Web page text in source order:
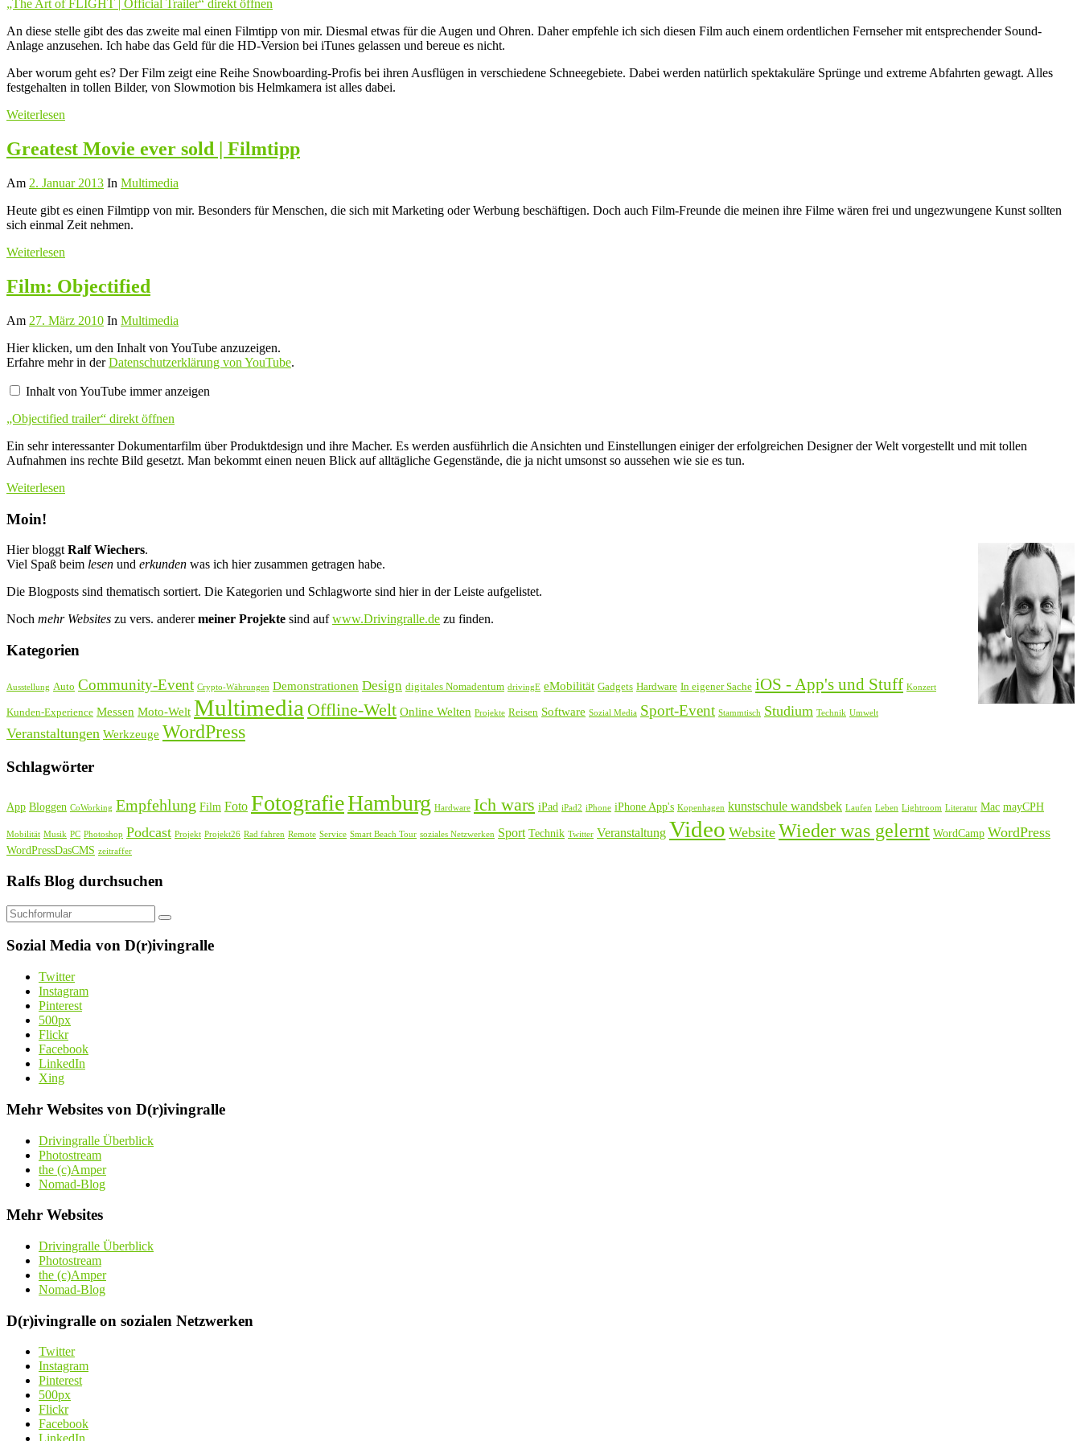
Trailer“
YouTube
anzeigen
„The Art of FLIGHT | Official Trailer“ direkt öffnen
An diese stelle gibt des das zweite mal einen Filmtipp von mir. Diesmal etwas für die Augen und Ohren. Daher empfehle ich sich diesen Film auch einem ordentlichen Fernseher mit entsprechender Sound-
Anlage anzusehen. Ich habe das Geld für die HD-Version bei iTunes gelassen und bereue es nicht.
Aber worum geht es? Der Film zeigt eine Reihe Snowboarding-Profis bei ihren Ausflügen in verschiedene Schneegebiete. Dabei werden natürlich spektakuläre Sprünge und extreme Abfahrten gewagt. Alles
festgehalten in tollen Bilder, von Slowmotion bis Helmkamera ist alles dabei.
Weiterlesen
Greatest Movie ever sold | Filmtipp
Am 2. Januar 2013 In Multimedia
Heute gibt es einen Filmtipp von mir. Besonders für Menschen, die sich mit Marketing oder Werbung beschäftigen. Doch auch Film-Freunde die meinen ihre Filme wären frei und ungezwungene Kunst sollten
sich einmal Zeit nehmen.
Weiterlesen
Film: Objectified
Am 27. März 2010 In Multimedia
„Objectified
trailer“
von
anzeigen
Hier klicken, um den Inhalt von YouTube anzuzeigen.
Erfahre mehr in derDatenschutzerklärung von YouTube.
Inhalt von YouTube immer anzeigen
„Objectified trailer“ direkt öffnen
Ein sehr interessanter Dokumentarfilm über Produktdesign und ihre Macher. Es werden ausführlich die Ansichten und Einstellungen einiger der erfolgreichen Designer der Welt vorgestellt und mit tollen
Aufnahmen ins rechte Bild gesetzt. Man bekommt einen neuen Blick auf alltägliche Gegenstände, die ja nicht umsonst so aussehen wie sie es tun.
Weiterlesen
Moin!
Hier bloggt Ralf Wiechers.
Viel Spaß beim lesen und erkunden was ich hier zusammen getragen habe.
Die Blogposts sind thematisch sortiert. Die Kategorien und Schlagworte sind hier in der Leiste aufgelistet.
Noch mehr Websites zu vers. anderermeiner Projekte sind aufwww.Drivingralle.de zu finden.
Kategorien
Ausstellung Auto Community-Event Crypto-Währungen Demonstrationen Design digitales Nomadentum drivingE eMobilität Gadgets Hardware In eigener Sache iOS - App's und Stuff Konzert
Kunden-Experience Messen Moto-Welt Multimedia Offline-Welt Online Welten Projekte Reisen Software Sozial Media Sport-Event Stammtisch Studium Technik Umwelt
Veranstaltungen Werkzeuge WordPress
Schlagwörter
App Bloggen CoWorking Empfehlung Film Foto FotografieHamburg Hardware Ich wars iPad iPad2 iPhone iPhone App's Kopenhagen kunstschule wandsbek Laufen Leben Lightroom Literatur Mac mayCPH
Mobilität Musik PC Photoshop Podcast Projekt Projekt26 Rad fahren Remote Service Smart Beach Tour soziales Netzwerken Sport Technik Twitter Veranstaltung Video Website Wieder was gelernt WordCamp WordPress
WordPressDasCMS zeitraffer
Ralfs Blog durchsuchen
Suchen
Sozial Media von D(r)ivingralle
Twitter
Instagram
Pinterest
500px
Flickr
Facebook
LinkedIn
Xing
Mehr Websites von D(r)ivingralle
Drivingralle Überblick
Photostream
the (c)Amper
Nomad-Blog
Mehr Websites
Drivingralle Überblick
Photostream
the (c)Amper
Nomad-Blog
D(r)ivingralle on sozialen Netzwerken
Twitter
Instagram
Pinterest
500px
Flickr
Facebook